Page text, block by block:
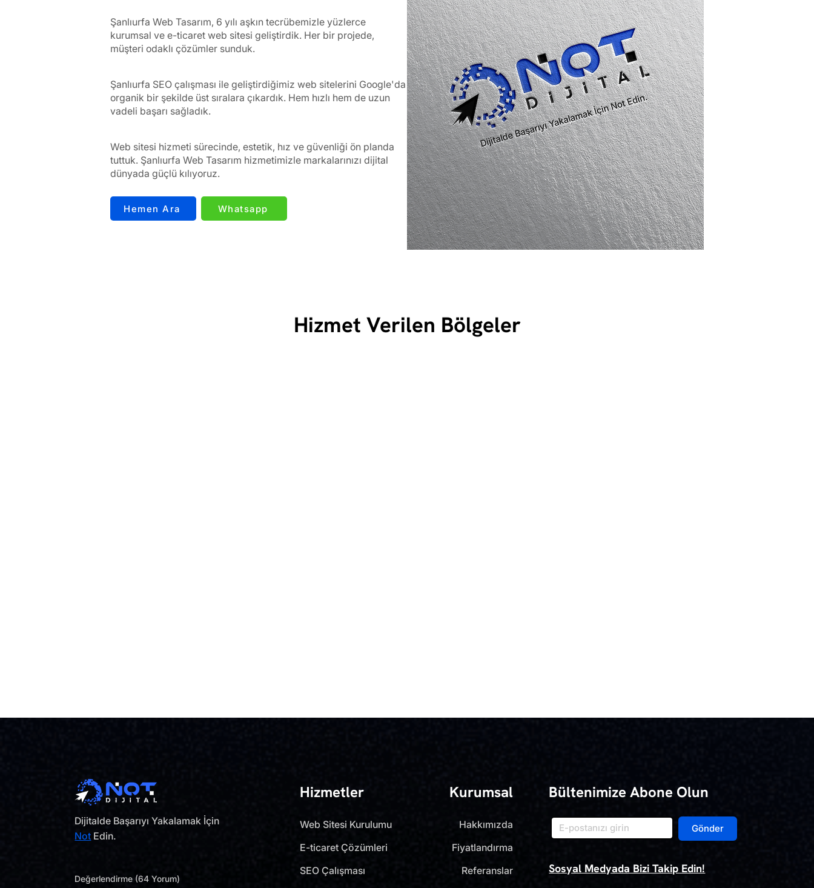
Şanlıurfa Web Tasarım, 6 yılı aşkın tecrübemizle yüzlerce
kurumsal ve e-ticaret web sitesi geliştirdik. Her bir projede,
müşteri odaklı çözümler sunduk.
Şanlıurfa SEO çalışması ile geliştirdiğimiz web sitelerini Google'da
organik bir şekilde üst sıralara çıkardık. Hem hızlı hem de uzun
vadeli başarı sağladık.
Web sitesi hizmeti sürecinde, estetik, hız ve güvenliği ön planda
tuttuk. Şanlıurfa Web Tasarım hizmetimizle markalarınızı dijital
dünyada güçlü kılıyoruz.
Hemen Ara Whatsapp
Hizmet Verilen Bölgeler
Dijitalde Başarıyı Yakalamak İçin
Not Edin.
Değerlendirme (64 Yorum)
Hizmetler Kurumsal
Web Sitesi Kurulumu
E-ticaret Çözümleri
SEO Çalışması
Hakkımızda
Fiyatlandırma
Referanslar
Bültenimize Abone Olun
Gönder
Sosyal Medyada Bizi Takip Edin!